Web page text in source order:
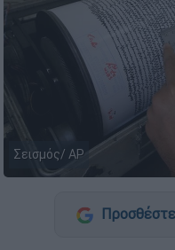
Σεισμός/ AP